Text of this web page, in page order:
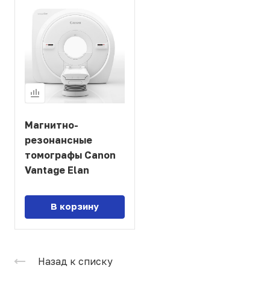
Магнитно-
резонансные
томографы Canon
Vantage Elan
В корзину
Назад к списку